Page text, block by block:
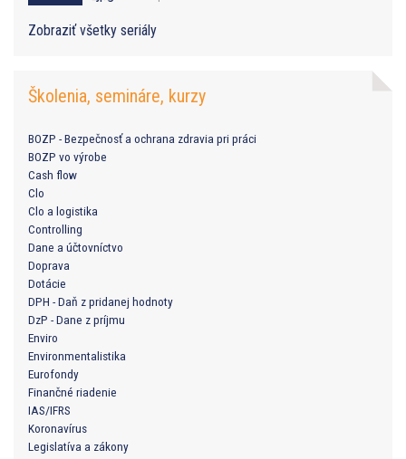
Zobraziť všetky seriály
Školenia, semináre, kurzy
BOZP - Bezpečnosť a ochrana zdravia pri práci
BOZP vo výrobe
Cash flow
Clo
Clo a logistika
Controlling
Dane a účtovníctvo
Doprava
Dotácie
DPH - Daň z pridanej hodnoty
DzP - Dane z príjmu
Enviro
Environmentalistika
Eurofondy
Finančné riadenie
IAS/IFRS
Koronavírus
Legislatíva a zákony